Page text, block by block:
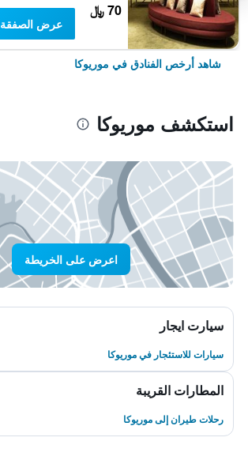
70 ﷼
عرض الصفقة
شاهد أرخص الفنادق في موريوكا
استكشف موريوكا
اعرض على الخريطة
سيارت ايجار
سيارات للاستئجار في موريوكا
المطارات القريبة
رحلات طيران إلى موريوكا